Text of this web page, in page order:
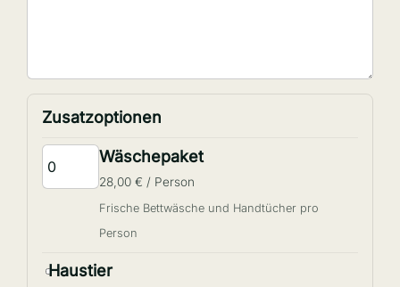
Zusatzoptionen
Wäschepaket
28,00 € / Person
Frische Bettwäsche und Handtücher pro
Person
Haustier